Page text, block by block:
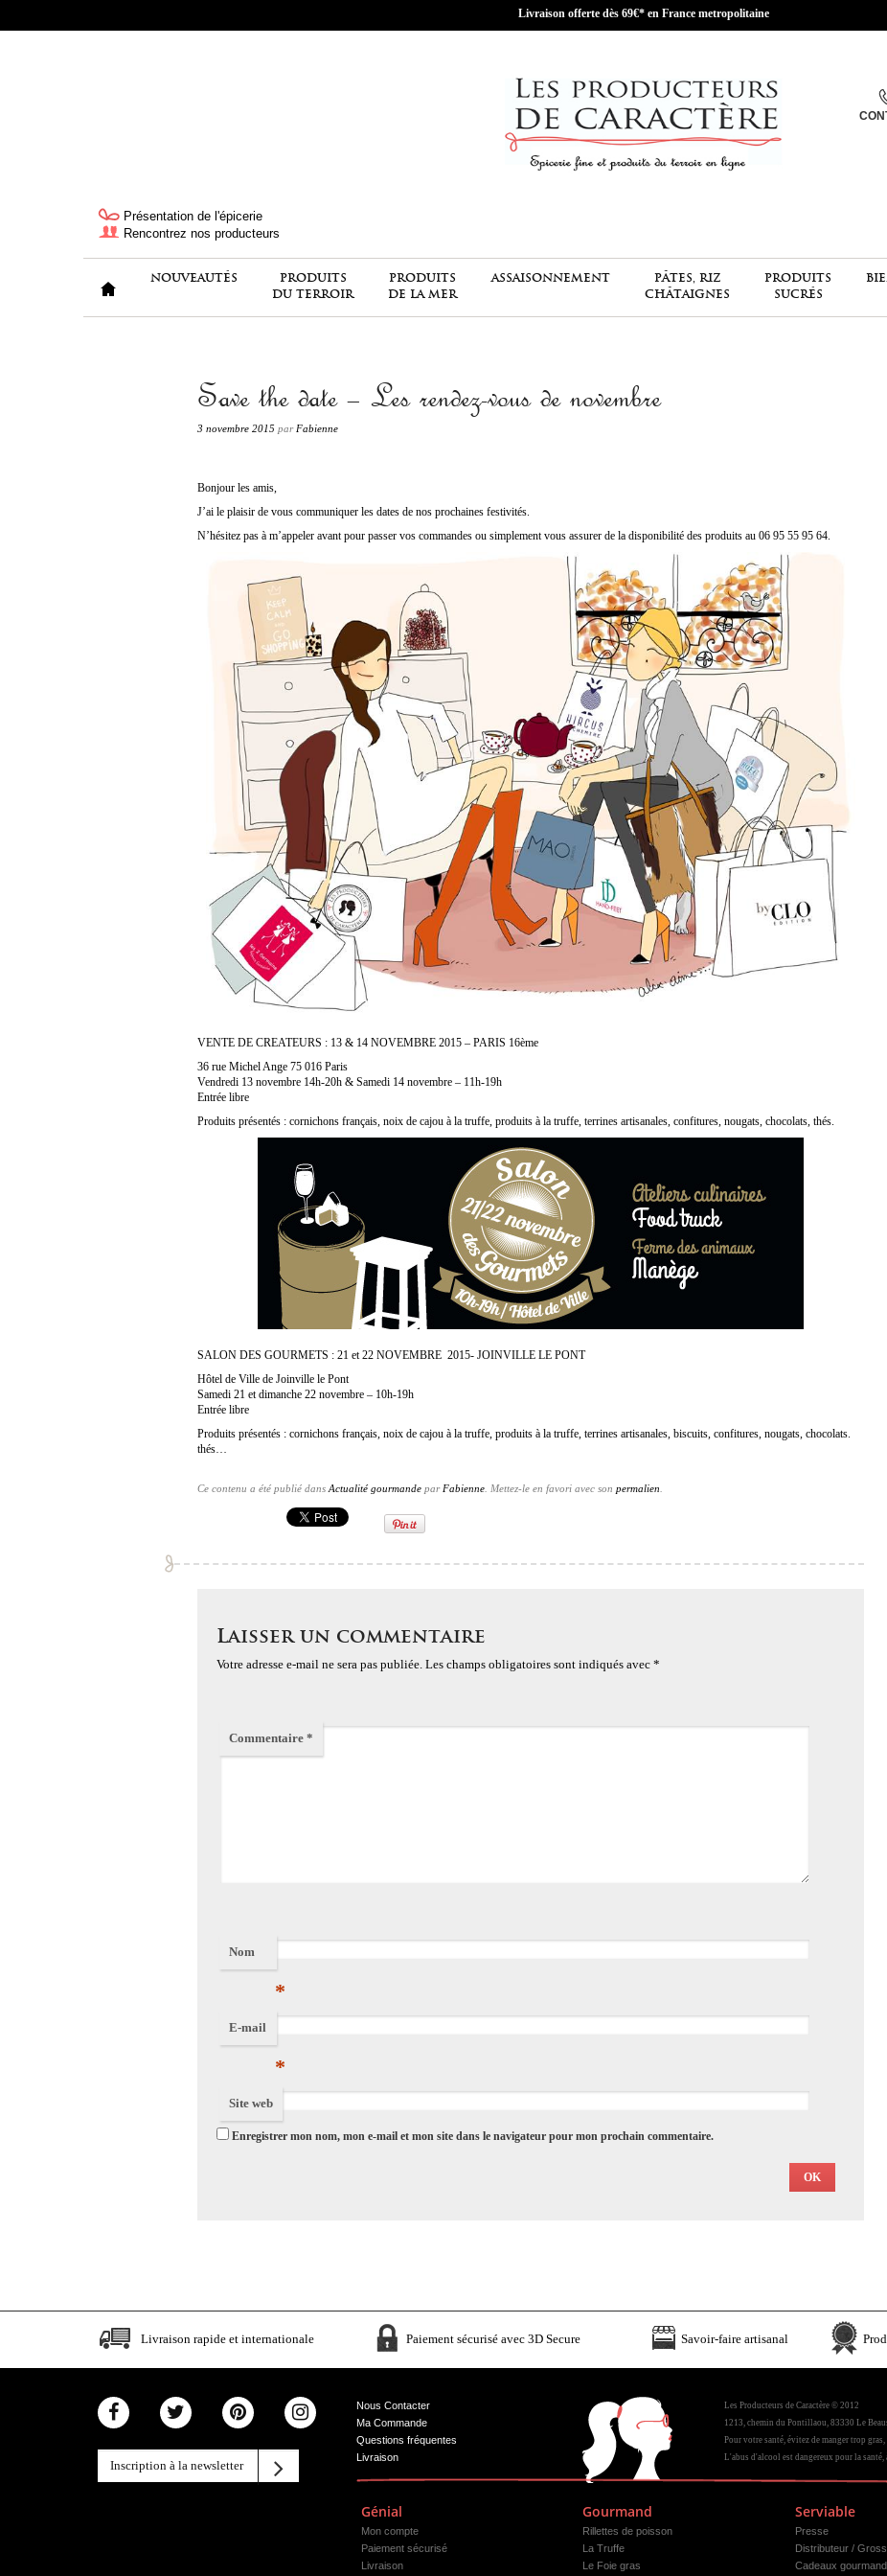
Livraison offerte dès 69€* en France metropolitaine
Présentation de l'épicerie
Rencontrez nos producteurs
NOUVEAUTÉS
PRODUITS
DU TERROIR
PRODUITS
DE LA MER
ASSAISONNEMENT
PÂTES, RIZ
CHÂTAIGNES
PRODUITS
SUCRÉS
«Les produits de terroir passent à la casserole.»
Save the date – Les rendez-vous de novembre
3 novembre 2015 par Fabienne
Bonjour les amis,
J’ai le plaisir de vous communiquer les dates de nos prochaines festivités.
N’hésitez pas à m’appeler avant pour passer vos commandes ou simplement vous assurer de la disponibilité des produits au 06 95 55 95 64.
VENTE DE CREATEURS : 13 & 14 NOVEMBRE 2015 – PARIS 16ème
36 rue Michel Ange 75 016 Paris
Vendredi 13 novembre 14h-20h & Samedi 14 novembre – 11h-19h
Entrée libre
Produits présentés : cornichons français, noix de cajou à la truffe, produits à la truffe, terrines artisanales, confitures, nougats, chocolats, thés.
SALON DES GOURMETS : 21 et 22 NOVEMBRE 2015- JOINVILLE LE PONT
Hôtel de Ville de Joinville le Pont
Samedi 21 et dimanche 22 novembre – 10h-19h
Entrée libre
Produits présentés : cornichons français, noix de cajou à la truffe, produits à la truffe, terrines artisanales, biscuits, confitures, nougats, chocolats.
thés…
Ce contenu a été publié dans Actualité gourmande par Fabienne . Mettez-le en favori avec son permalien
Laisser un commentaire
Votre adresse e-mail ne sera pas publiée. Les champs obligatoires sont indiqués avec *
Commentaire *
Nom
*
E-mail
*
Site web
Enregistrer mon nom, mon e-mail et mon site dans le navigateur pour mon prochain commentaire.
Livraison rapide et internationale Paiement sécurisé avec 3D Secure Savoir-faire artisanal
Nous Contacter
Ma Commande
Questions fréquentes
Livraison
Les Producteurs de Caractère © 2012
1213, chemin du Pontillaou, 83330 Le
Pour votre santé, évitez de manger trop
L'abus d'alcool est dangereux pour la santé,
Génial
Mon compte
Paiement sécurisé
Livraison
Gourmand
Rillettes de poisson
La Truffe
Le Foie gras
Serviable
Presse
Distributeur /
Cadeaux